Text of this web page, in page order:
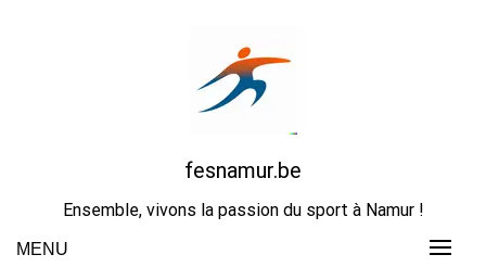
fesnamur.be
Ensemble, vivons la passion du sport à Namur !
MENU